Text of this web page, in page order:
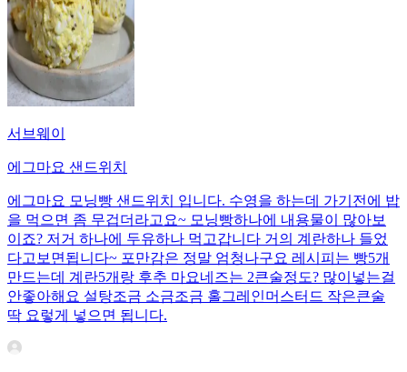
서브웨이
에그마요 샌드위치
에그마요 모닝빵 샌드위치 입니다. 수영을 하는데 가기전에 밥
을 먹으면 좀 무겁더라고요~ 모닝빵하나에 내용물이 많아보
이죠? 저거 하나에 두유하나 먹고갑니다 거의 계란하나 들었
다고보면됩니다~ 포만감은 정말 엄청나구요 레시피는 빵5개
만드는데 계란5개랑 후추 마요네즈는 2큰술정도? 많이넣는걸
안좋아해요 설탕조금 소금조금 홀그레인머스터드 작은큰술
딱 요렇게 넣으면 됩니다.